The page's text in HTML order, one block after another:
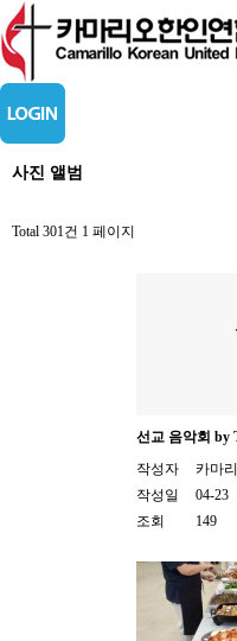
사진 앨범
Total 301건 1 페이지
선교 음악회 by
작성자
카마
작성일
04-23
조회
149